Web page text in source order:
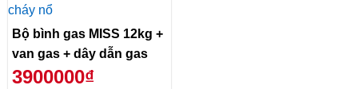
Bộ bình gas MISS 12kg +
van gas + dây dẫn gas
3900000₫